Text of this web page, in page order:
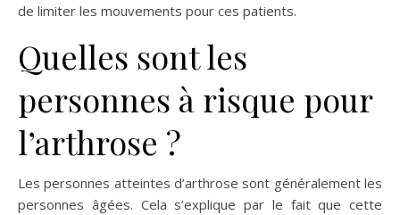
de limiter les mouvements pour ces patients.
Quelles sont les
personnes à risque pour
l’arthrose ?
Les personnes atteintes d’arthrose sont généralement les
personnes âgées. Cela s’explique par le fait que cette